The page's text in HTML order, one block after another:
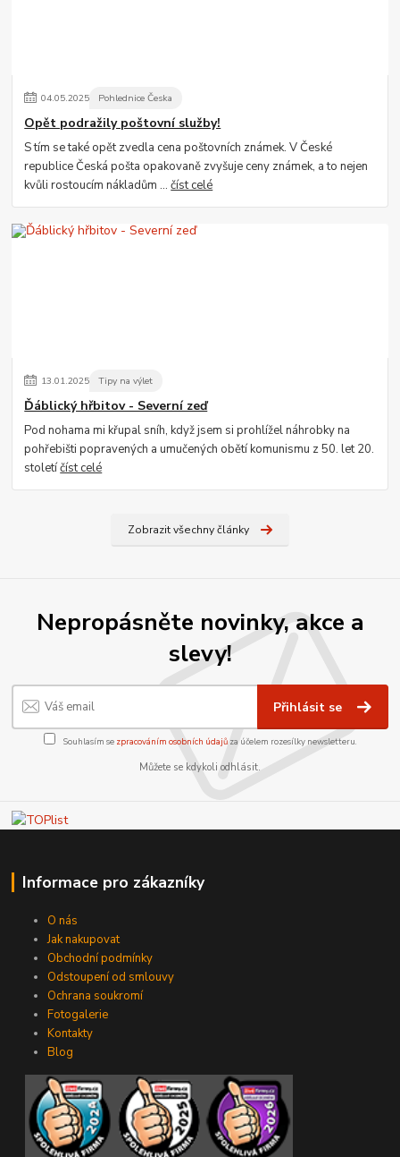
04.05.2025 Pohlednice Česka
Opět podražily poštovní služby!
S tím se také opět zvedla cena poštovních známek. V České
republice Česká pošta opakovaně zvyšuje ceny známek, a to nejen
kvůli rostoucím nákladům ...číst celé
13.01.2025 Tipy na výlet
Ďáblický hřbitov - Severní zeď
Pod nohama mi křupal sníh, když jsem si prohlížel náhrobky na
pohřebišti popravených a umučených obětí komunismu z 50. let 20.
stoletíčíst celé
Zobrazit všechny články
Nepropásněte novinky, akce a
slevy!
Přihlásit se
Souhlasím se zpracováním osobních údajůza účelem rozesílky newsletteru.
Můžete se kdykoli odhlásit.
Informace pro zákazníky
O nás
Jak nakupovat
Obchodní podmínky
Odstoupení od smlouvy
Ochrana soukromí
Fotogalerie
Kontakty
Blog